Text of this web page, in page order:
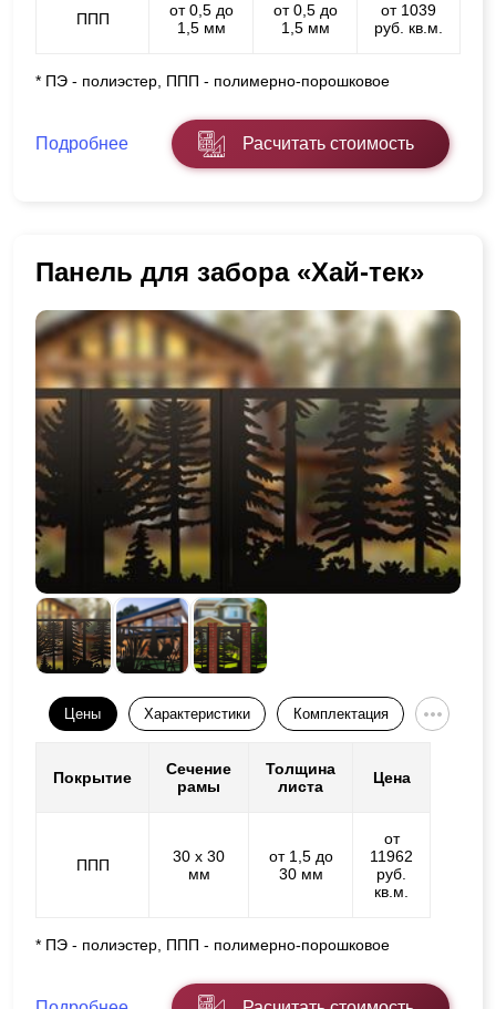
ППП
от 0,5 до
1,5 мм
от 0,5 до
1,5 мм
от 1039
руб. кв.м.
* ПЭ - полиэстер, ППП - полимерно-порошковое
Подробнее Расчитать стоимость
Панель для забора «Хай-тек»
Цены Характеристики Комплектация
Покрытие
Сечение
рамы
Толщина
листа
Цена
ППП
30 х 30
мм
от 1,5 до
30 мм
от
11962
руб.
кв.м.
* ПЭ - полиэстер, ППП - полимерно-порошковое